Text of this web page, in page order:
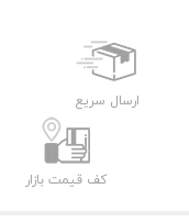
MR170ارسال سریع
کف قیمت بازار